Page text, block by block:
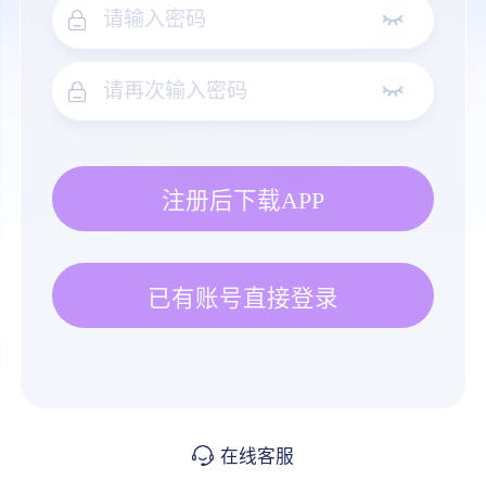
注册后下载APP
已有账号直接登录
在线客服